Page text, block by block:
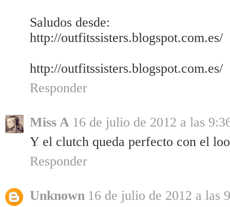
Saludos desde:
http://outfitssisters.blogspot.com.es/
http://outfitssisters.blogspot.com.es/
Responder
Miss A 16 de julio de 2012 a las
Y el clutch queda perfecto con el
Responder
Unknown 16 de julio de 2012 a las